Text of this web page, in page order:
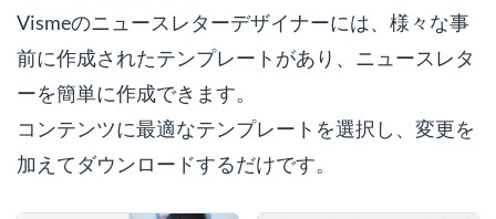
Vismeのニュースレターデザイナーには、様々な事
前に作成されたテンプレートがあり、ニュースレタ
ーを簡単に作成できます。
コンテンツに最適なテンプレートを選択し、変更を
加えてダウンロードするだけです。